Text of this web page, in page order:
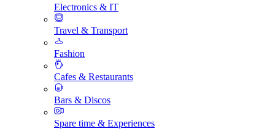
Electronics & IT
Travel & Transport
Fashion
Cafes & Restaurants
Bars & Discos
Spare time & Experiences